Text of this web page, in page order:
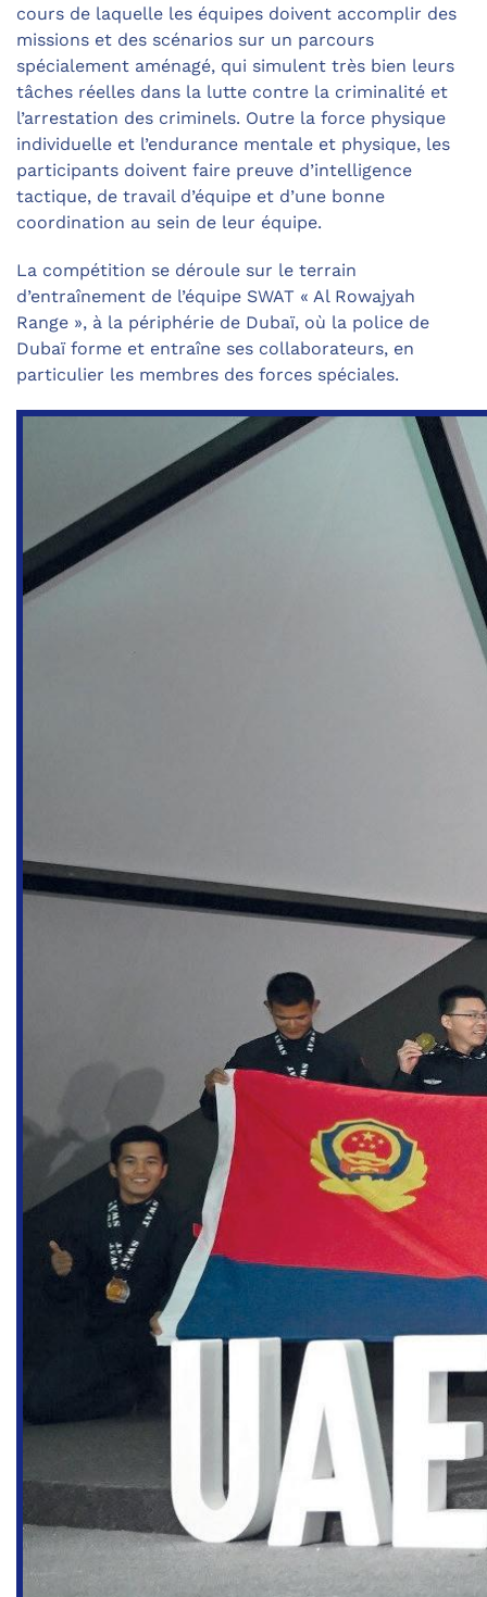
cours de laquelle les équipes doivent accomplir des
missions et des scénarios sur un parcours
spécialement aménagé, qui simulent très bien leurs
tâches réelles dans la lutte contre la criminalité et
l’arrestation des criminels. Outre la force physique
individuelle et l’endurance mentale et physique, les
participants doivent faire preuve d’intelligence
tactique, de travail d’équipe et d’une bonne
coordination au sein de leur équipe.
La compétition se déroule sur le terrain
d’entraînement de l’équipe SWAT « Al Rowajyah
Range », à la périphérie de Dubaï, où la police de
Dubaï forme et entraîne ses collaborateurs, en
particulier les membres des forces spéciales.